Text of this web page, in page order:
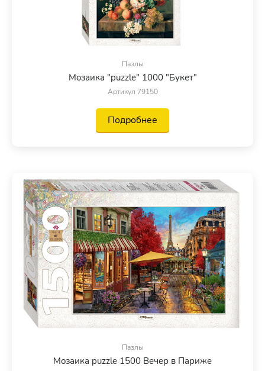
Пазлы
Мозаика "puzzle" 1000 "Букет"
Артикул 79150
Подробнее
Пазлы
Мозаика puzzle 1500 Вечер в Париже